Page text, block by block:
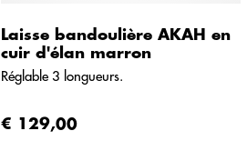
Laisse bandoulière AKAH en
cuir d'élan marron
Réglable 3 longueurs.
€ 129,00